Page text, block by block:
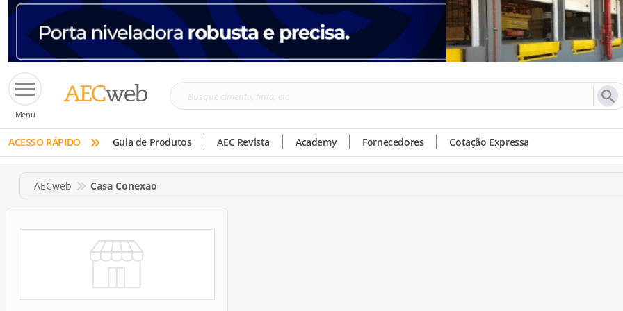
Menu
Busque
tinta,
etc
ACESSO RÁPIDO » Guia de Produtos AEC Revista Academy Fornecedores Cotação Expressa
AECweb Casa Conexao